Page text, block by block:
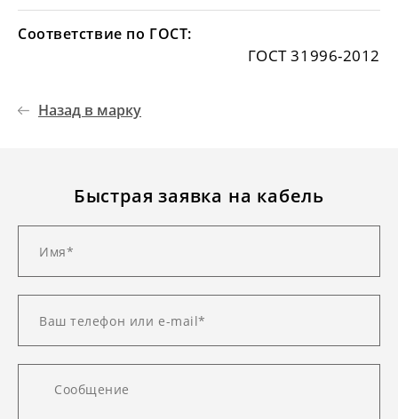
Соответствие по ГОСТ:
ГОСТ 31996-2012
Назад в марку
Быстрая заявка на кабель